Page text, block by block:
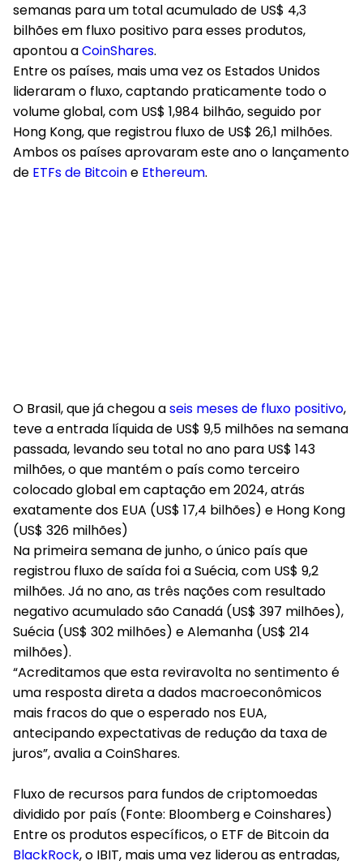
semanas para um total acumulado de US$ 4,3
bilhões em fluxo positivo para esses produtos,
apontou aCoinShares.
Entre os países, mais uma vez os Estados Unidos
lideraram o fluxo, captando praticamente todo o
volume global, com US$ 1,984 bilhão, seguido por
Hong Kong, que registrou fluxo de US$ 26,1 milhões.
Ambos os países aprovaram este ano o lançamento
de ETFs de Bitcoine Ethereum.
O Brasil, que já chegou aseis meses de fluxo positivo,
teve a entrada líquida de US$ 9,5 milhões na semana
passada, levando seu total no ano para US$ 143
milhões, o que mantém o país como terceiro
colocado global em captação em 2024, atrás
exatamente dos EUA (US$ 17,4 bilhões) e Hong Kong
(US$ 326 milhões)
Na primeira semana de junho, o único país que
registrou fluxo de saída foi a Suécia, com US$ 9,2
milhões. Já no ano, as três nações com resultado
negativo acumulado são Canadá (US$ 397 milhões),
Suécia (US$ 302 milhões) e Alemanha (US$ 214
milhões).
“Acreditamos que esta reviravolta no sentimento é
uma resposta direta a dados macroeconômicos
mais fracos do que o esperado nos EUA,
antecipando expectativas de redução da taxa de
juros”, avalia a CoinShares.
Fluxo de recursos para fundos de criptomoedas
dividido por país (Fonte: Bloomberg e Coinshares)
Entre os produtos específicos, o ETF de Bitcoin da
BlackRock, o IBIT, mais uma vez liderou as entradas,